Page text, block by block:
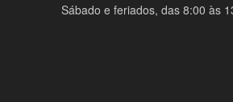
Sábado e feriados, das 8:00 às